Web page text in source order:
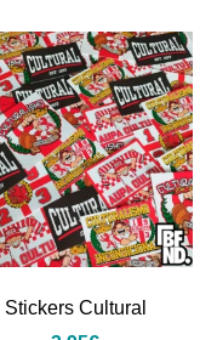
Stickers Cultural